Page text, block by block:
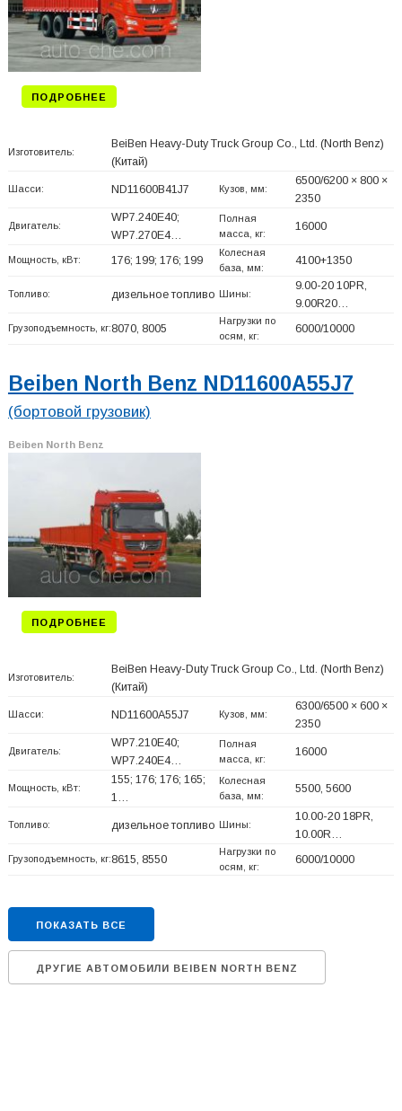
ПОДРОБНЕЕ
Изготовитель:
BeiBen Heavy-Duty Truck Group Co., Ltd. (North Benz)
(Китай)
Шасси: ND11600B41J7 Кузов, мм:
6500/6200 × 800 ×
2350
Двигатель:
WP7.240E40;
WP7.270E4…
Полная
масса, кг:
16000
Мощность, кВт: 176; 199; 176; 199
Колесная
база, мм:
4100+1350
Топливо: дизельное топливо Шины:
9.00-20 10PR,
9.00R20…
Грузоподъемность, кг:8070, 8005
Нагрузки по
осям, кг:
6000/10000
Beiben North Benz ND11600A55J7
(бортовой грузовик)
Beiben North Benz
ПОДРОБНЕЕ
Изготовитель:
BeiBen Heavy-Duty Truck Group Co., Ltd. (North Benz)
(Китай)
Шасси: ND11600A55J7 Кузов, мм:
6300/6500 × 600 ×
2350
Двигатель:
WP7.210E40;
WP7.240E4…
Полная
масса, кг:
16000
Мощность, кВт:
155; 176; 176; 165;
1…
Колесная
база, мм:
5500, 5600
Топливо: дизельное топливо Шины:
10.00-20 18PR,
10.00R…
Грузоподъемность, кг:8615, 8550
Нагрузки по
осям, кг:
6000/10000
ПОКАЗАТЬ ВСЕ
ДРУГИЕ АВТОМОБИЛИ BEIBEN NORTH BENZ